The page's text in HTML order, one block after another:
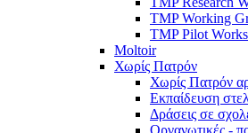
TMP Working
TMP Pilot
Moltoir
Χωρίς Πατρόν
Χωρίς Πατρόν
Εκπαίδευση
Δράσεις σε
Οργανωτικές -